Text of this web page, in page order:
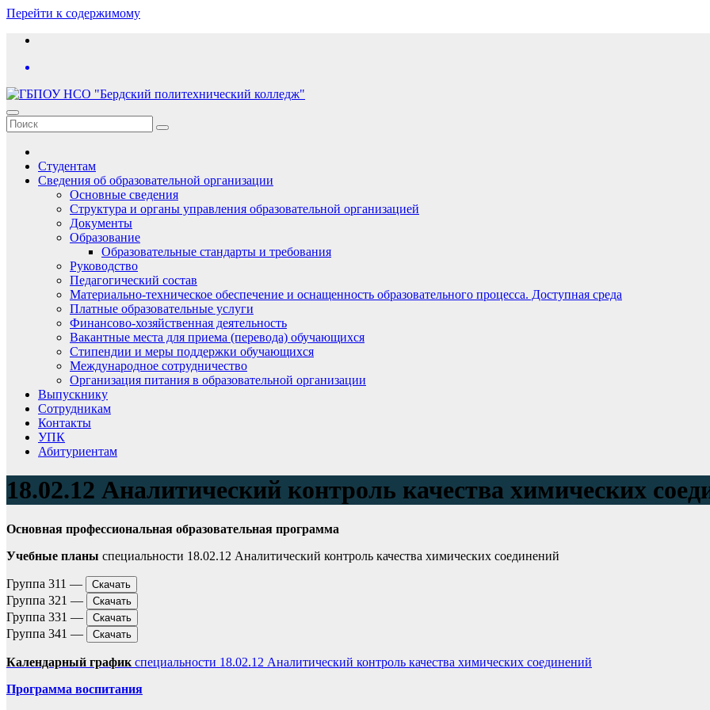
Перейти к содержимому
Студентам
Сведения об образовательной организации
Основные сведения
Структура и органы управления образовательной организацией
Документы
Образование
Образовательные стандарты и требования
Руководство
Педагогический состав
Материально-техническое обеспечение и оснащенность образовательного процесса. Доступная среда
Платные образовательные услуги
Финансово-хозяйственная деятельность
Вакантные места для приема (перевода) обучающихся
Стипендии и меры поддержки обучающихся
Международное сотрудничество
Организация питания в образовательной организации
Выпускнику
Сотрудникам
Контакты
УПК
Абитуриентам
18.02.12 Аналитический контроль качества химических
Основная профессиональная образовательная программа
Учебные планы специальности 18.02.12 Аналитический контроль качества химических соединений
Группа 311 — Скачать
Группа 321 — Скачать
Группа 331 — Скачать
Группа 341 — Скачать
Календарный график специальности 18.02.12 Аналитический контроль качества химических соединений
Программа воспитания